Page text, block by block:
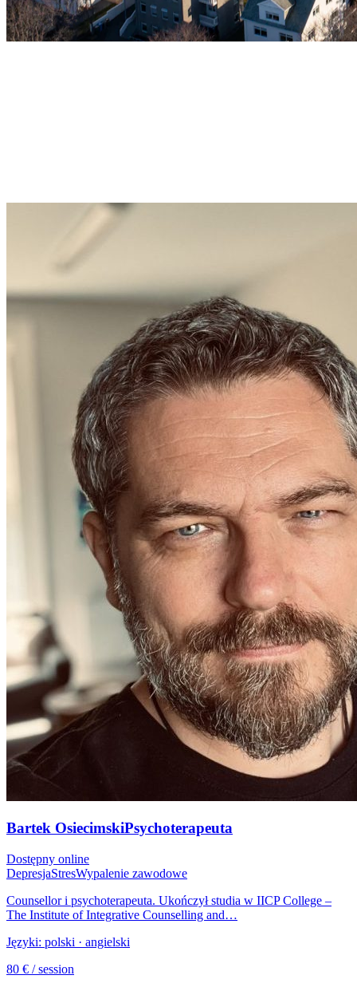
Bartek OsiecimskiPsychoterapeuta
Dostępny online
DepresjaStresWypalenie zawodowe
Counsellor i psychoterapeuta. Ukończył studia w IICP College –
The Institute of Integrative Counselling and…
Języki: polski · angielski
80 € / session